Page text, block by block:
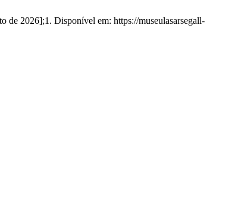
de 2026];1. Disponível em: https://museulasarsegall-